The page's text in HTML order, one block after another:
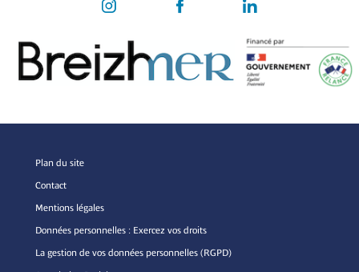
Plan du site
Contact
Mentions légales
Données personnelles : Exercez vos droits
La gestion de vos données personnelles (RGPD)